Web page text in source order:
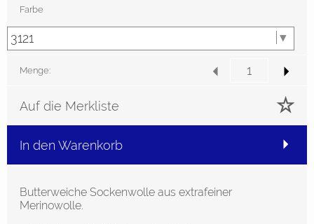
Farbe
Menge:
Auf die Merkliste
In den Warenkorb
Butterweiche Sockenwolle aus extrafeiner
Merinowolle.